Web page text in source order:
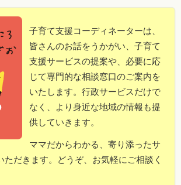
子育て支援コーディネーターは、
皆さんのお話をうかがい、子育て
支援サービスの提案や、必要に応
じて専門的な相談窓口のご案内を
いたします。行政サービスだけで
なく、より身近な地域の情報も提
供していきます。
ママだからわかる、寄り添ったサ
ただきます。どうぞ、お気軽にご相談く